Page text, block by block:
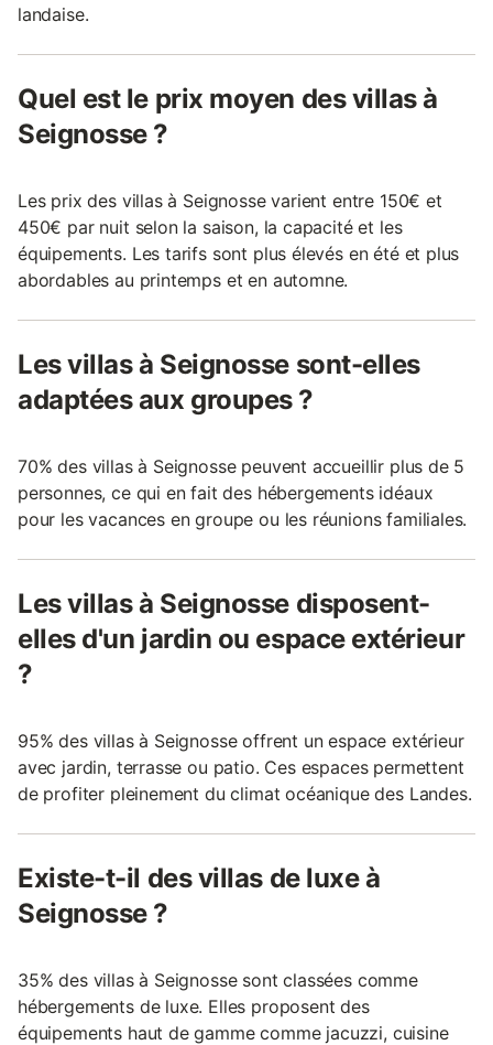
landaise.
Quel est le prix moyen des villas à
Seignosse ?
Les prix des villas à Seignosse varient entre 150€ et
450€ par nuit selon la saison, la capacité et les
équipements. Les tarifs sont plus élevés en été et plus
abordables au printemps et en automne.
Les villas à Seignosse sont-elles
adaptées aux groupes ?
70% des villas à Seignosse peuvent accueillir plus de 5
personnes, ce qui en fait des hébergements idéaux
pour les vacances en groupe ou les réunions familiales.
Les villas à Seignosse disposent-
elles d'un jardin ou espace extérieur
?
95% des villas à Seignosse offrent un espace extérieur
avec jardin, terrasse ou patio. Ces espaces permettent
de profiter pleinement du climat océanique des Landes.
Existe-t-il des villas de luxe à
Seignosse ?
35% des villas à Seignosse sont classées comme
hébergements de luxe. Elles proposent des
équipements haut de gamme comme jacuzzi, cuisine